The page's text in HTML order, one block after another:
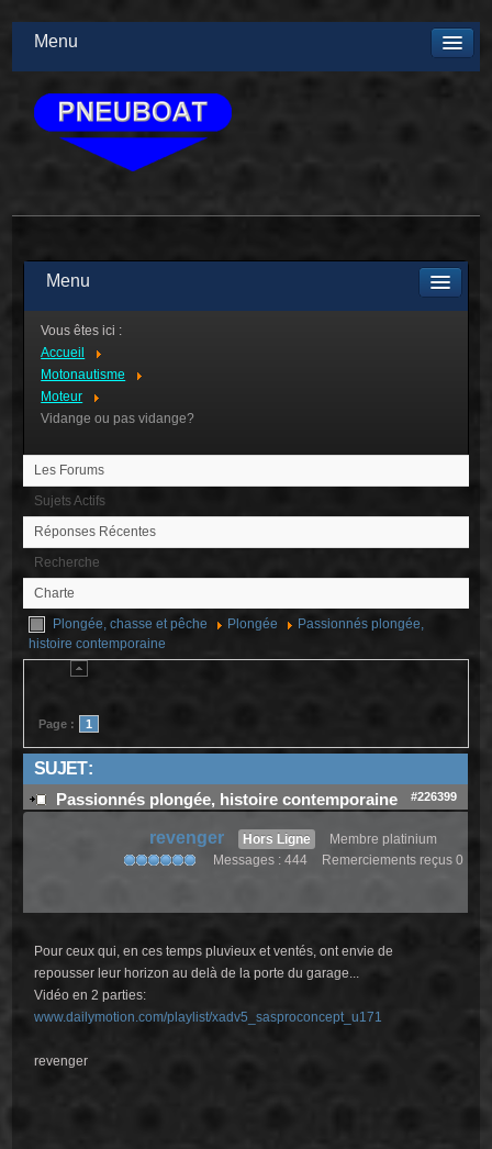
Menu
Menu
Vous êtes ici :
Accueil
Motonautisme
Moteur
Vidange ou pas vidange?
Les Forums
Sujets Actifs
Réponses Récentes
Recherche
Charte
Plongée, chasse et pêche
Plongée
Passionnés plongée,
histoire contemporaine
Page : 1
SUJET :
Passionnés plongée, histoire contemporaine #226399
revenger Hors Ligne
Membre platinium
Messages : 444
Remerciements reçus 0
Pour ceux qui, en ces temps pluvieux et ventés, ont envie de
repousser leur horizon au delà de la porte du garage...
Vidéo en 2 parties:
www.dailymotion.com/playlist/xadv5_sasproconcept_u171
revenger